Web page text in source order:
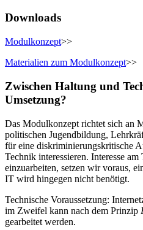
Downloads
Modulkonzept>>
Materialien zum Modulkonzept>>
Zwischen Haltung und
Umsetzung?
Das Modulkonzept richtet sich an
politischen Jugendbildung,
für eine diskriminierungskritische
Technik interessieren. Interesse
einzuarbeiten, setzen wir voraus,
IT wird hingegen nicht benötigt.
Technische Voraussetzung:
im Zweifel kann nach dem Prinzip
gearbeitet werden.